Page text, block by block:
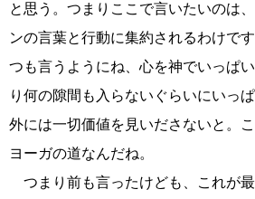
と思う。つまりここで言いたいのは
ンの言葉と行動に集約されるわけで
つも言うようにね、心を神でいっぱ
り何の隙間も入らないぐらいにいっ
外には一切価値を見いださないと。
ヨーガの道なんだね。
つまり前も言ったけども、これが